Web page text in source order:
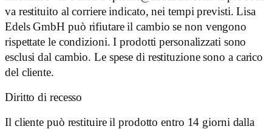
va restituito al corriere indicato, nei tempi previsti. Lisa
Edels GmbH può rifiutare il cambio se non vengono
rispettate le condizioni. I prodotti personalizzati sono
esclusi dal cambio. Le spese di restituzione sono a carico
del cliente.
Diritto di recesso
Il cliente può restituire il prodotto entro 14 giorni dalla